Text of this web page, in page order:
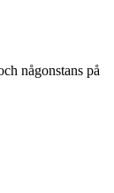
någonstans på